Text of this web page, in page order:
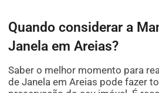
Quando considerar a
Janela em Areias?
Saber o melhor momento para
de Janela em Areias pode fazer